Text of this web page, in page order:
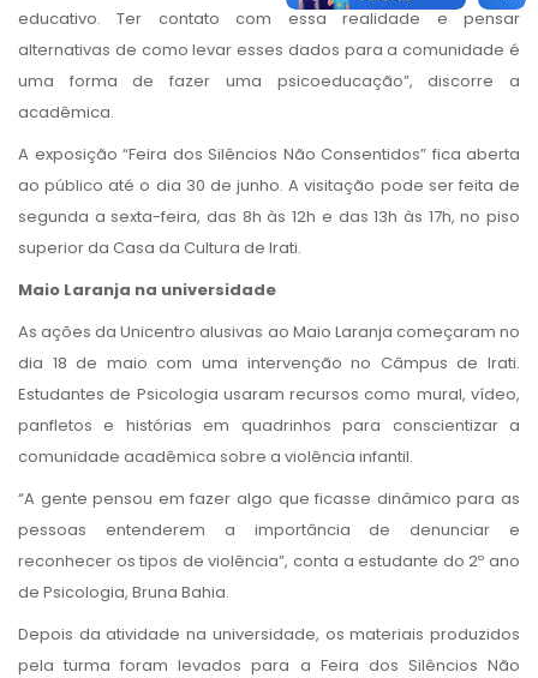
educativo. Ter contato com essa realidade e pensar
alternativas de como levar esses dados para a comunidade é
uma forma de fazer uma psicoeducação”, discorre a
acadêmica.
A exposição “Feira dos Silêncios Não Consentidos” fica aberta
ao público até o dia 30 de junho. A visitação pode ser feita de
segunda a sexta-feira, das 8h às 12h e das 13h às 17h, no piso
superior da Casa da Cultura de Irati.
Maio Laranja na universidade
As ações da Unicentro alusivas ao Maio Laranja começaram no
dia 18 de maio com uma intervenção no Câmpus de Irati.
Estudantes de Psicologia usaram recursos como mural, vídeo,
panfletos e histórias em quadrinhos para conscientizar a
comunidade acadêmica sobre a violência infantil.
“A gente pensou em fazer algo que ficasse dinâmico para as
pessoas entenderem a importância de denunciar e
reconhecer os tipos de violência”, conta a estudante do 2º ano
de Psicologia, Bruna Bahia.
Depois da atividade na universidade, os materiais produzidos
pela turma foram levados para a Feira dos Silêncios Não